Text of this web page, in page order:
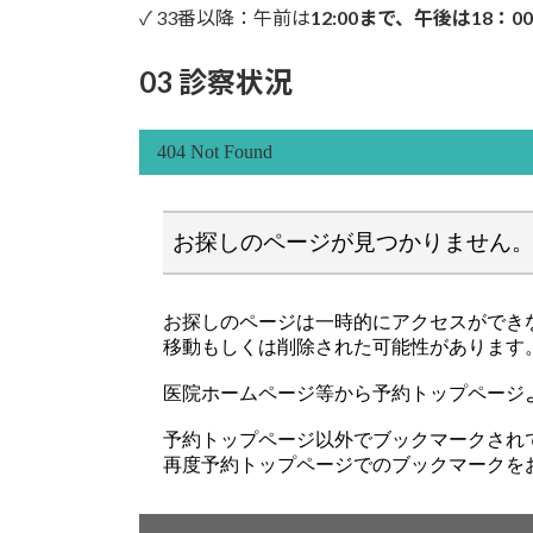
✓ 33番以降：午前は12:00まで、午後は18：
03 診察状況